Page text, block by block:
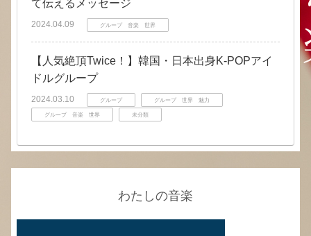
て伝えるメッセージ
2024.04.09 グループ 音楽 世界
【人気絶頂Twice！】韓国・日本出身K-POPアイ
ドルグループ
2024.03.10 グループ グループ 世界 魅力
グループ 音楽 世界 未分類
わたしの音楽